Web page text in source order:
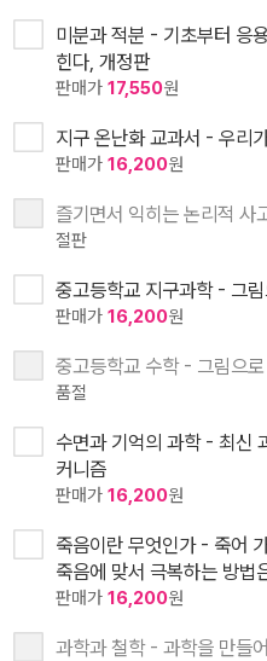
미분과 적분 - 기초부터 응
힌다, 개정판
판매가 17,550원
지구 온난화 교과서 - 우리
판매가 16,200원
즐기면서 익히는 논리적 사
절판
중고등학교 지구과학 - 그
판매가 16,200원
중고등학교 수학 - 그림으
품절
수면과 기억의 과학 - 최신
커니즘
판매가 16,200원
죽음이란 무엇인가 - 죽어
죽음에 맞서 극복하는 방법
판매가 16,200원
과학과 철학 - 과학을 만들